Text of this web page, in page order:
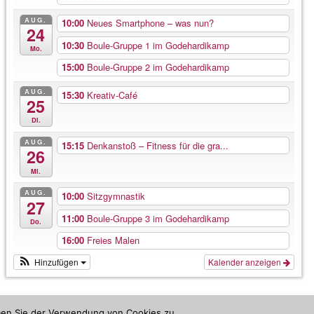
AUG.
24
Mo.
10:00 Neues Smartphone – was nun?
10:30 Boule-Gruppe 1 im Godehardikamp
15:00 Boule-Gruppe 2 im Godehardikamp
AUG.
25
Di.
15:30 Kreativ-Café
AUG.
26
Mi.
15:15 Denkanstoß – Fitness für die gra...
AUG.
27
Do.
10:00 Sitzgymnastik
11:00 Boule-Gruppe 3 im Godehardikamp
16:00 Freies Malen
Kalender anzeigen
Hinzufügen